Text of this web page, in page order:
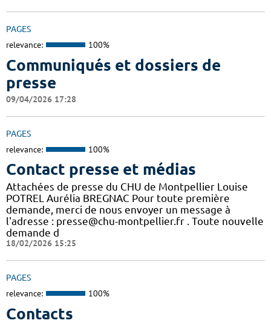
PAGES
relevance: 100%
Communiqués et dossiers de
presse
09/04/2026 17:28
PAGES
relevance: 100%
Contact presse et médias
Attachées de presse du CHU de Montpellier Louise
POTREL Aurélia BREGNAC Pour toute première
demande, merci de nous envoyer un message à
l'adresse : presse@chu-montpellier.fr . Toute nouvelle
demande d
18/02/2026 15:25
PAGES
relevance: 100%
Contacts